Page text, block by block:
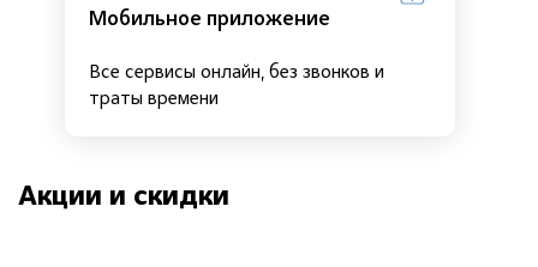
Мобильное приложение
Все сервисы онлайн, без звонков и
траты времени
Акции и скидки